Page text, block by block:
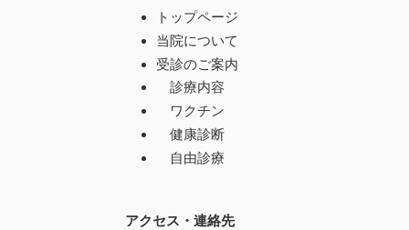
トップページ
当院について
受診のご案内
診療内容
ワクチン
健康診断
自由診療
アクセス・連絡先